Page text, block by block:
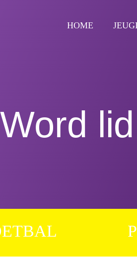
HOME
Word